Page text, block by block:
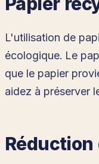
L'utilisation de
écologique. Le
que le papier
aidez à préserver